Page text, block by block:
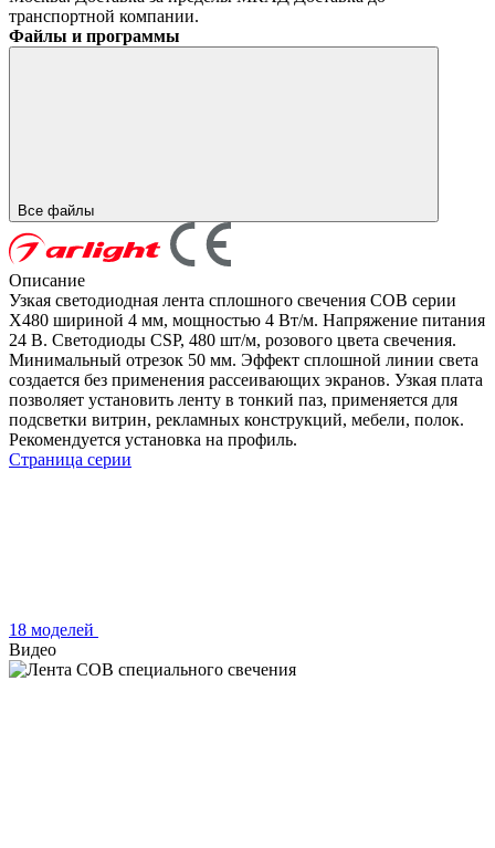
транспортной компании.
Файлы и программы
Все файлы
Описание
Узкая светодиодная лента сплошного свечения COB серии
X480 шириной 4 мм, мощностью 4 Вт/м. Напряжение питания
24 В. Светодиоды CSP, 480 шт/м, розового цвета свечения.
Минимальный отрезок 50 мм. Эффект сплошной линии света
создается без применения рассеивающих экранов. Узкая плата
позволяет установить ленту в тонкий паз, применяется для
подсветки витрин, рекламных конструкций, мебели, полок.
Рекомендуется установка на профиль.
Страница серии
18 моделей
Видео